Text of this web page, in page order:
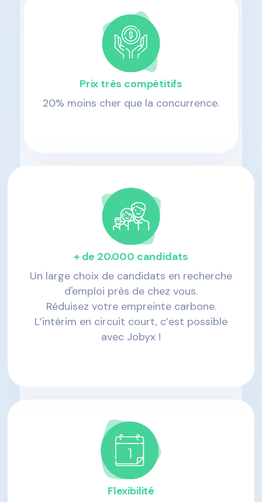
Prix très compétitifs
20% moins cher que la concurrence.
Flexibilité
+de 20.000 candidats
Un large choix de candidats en recherche
d'emploi près de chez vous.
Réduisez votre empreinte carbone.
L’intérim en circuit court, c’est possible
avec Jobyx !